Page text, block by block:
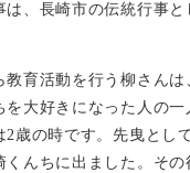
は、長崎市の伝統行事
育活動を行う柳さんは
を大好きになった人の一
2歳の時です。先曳とし
くんちに出ました。そ